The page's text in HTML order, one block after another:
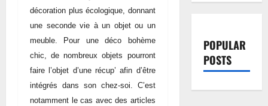
décoration plus écologique, donnant
une seconde vie à un objet ou un
meuble. Pour une déco bohème
chic, de nombreux objets pourront
faire l’objet d’une récup’ afin d’être
intégrés dans son chez-soi. C’est
notamment le cas avec des articles
POPULAR
POSTS